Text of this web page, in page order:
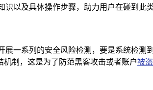
识以及具体操作步骤，助力用户在碰到此
展一系列的安全风险检测，要是系统检
制，这是为了防范黑客攻击或者账户被盗